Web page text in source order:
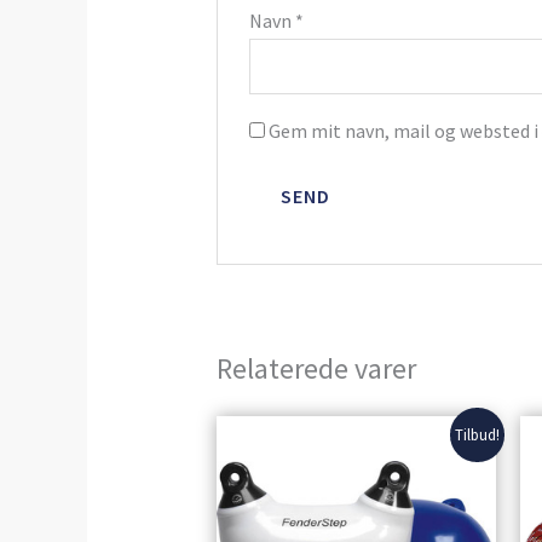
Navn *
Gem mit navn, mail og
Relaterede varer
Tilbud!
864,00 kr..
pris
er:
749,00 kr..